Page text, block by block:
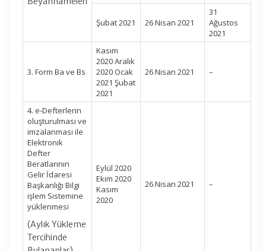
Şubat 2021 26 Nisan 2021
31
Ağustos
2021
3. Form Ba ve Bs
Kasım
2020 Aralık
2020 Ocak
2021 Şubat
2021
26 Nisan 2021 –
4. e-Defterlerin
oluşturulması ve
imzalanması ile
Elektronik
Defter
Beratlarının
Gelir İdaresi
Başkanlığı Bilgi
işlem Sistemine
yüklenmesi
(Aylık Yükleme
Tercihinde
Eylül 2020
Ekim 2020
Kasım
2020
26 Nisan 2021 –